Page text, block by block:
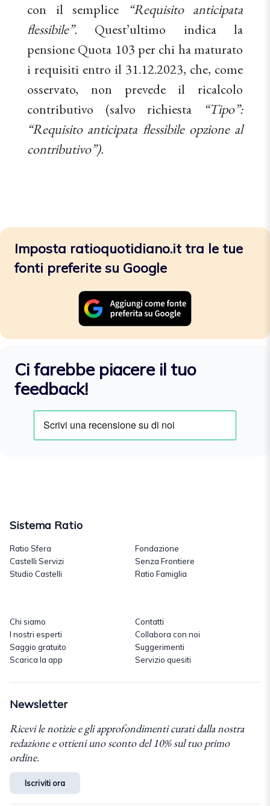
con il semplice
“Requisito anticipata
flessibile”. Quest’ultimo indica la
pensione Quota 103 per chi ha maturato
i requisiti entro il 31.12.2023, che, come
osservato, non prevede il ricalcolo
contributivo (salvo richiesta
“Tipo”:
“Requisito anticipata flessibile opzione al
contributivo”).
Imposta ratioquotidiano.it tra le tue
fonti preferite su Google
Ci farebbe piacere il tuo
feedback!
Sistema Ratio
Ratio Sfera
Castelli Servizi
Studio Castelli
Fondazione
Senza Frontiere
Ratio Famiglia
Chi siamo
I nostri esperti
Saggio gratuito
Scarica la app
Contatti
Collabora con noi
Suggerimenti
Servizio quesiti
Newsletter
Ricevi le notizie e gli approfondimenti curati dalla nostra
redazione e ottieni uno sconto del 10% sul tuo primo
ordine.
Iscriviti ora